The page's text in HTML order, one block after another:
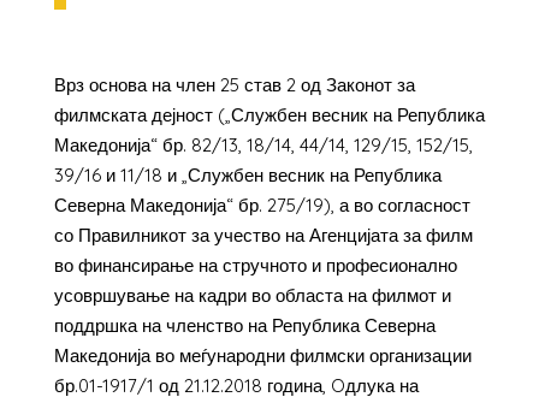
Врз основа на член 25 став 2 од Законот за
филмската дејност („Службен весник на Република
Македонија“ бр. 82/13, 18/14, 44/14, 129/15, 152/15,
39/16 и 11/18 и „Службен весник на Република
Северна Македонија“ бр. 275/19), а во согласност
со Правилникот за учество на Агенцијата за филм
во финансирање на стручното и професионално
усовршување на кадри во областа на филмот и
поддршка на членство на Република Северна
Македонија во меѓународни филмски организации
бр.01-1917/1 од 21.12.2018 година, Oдлука на